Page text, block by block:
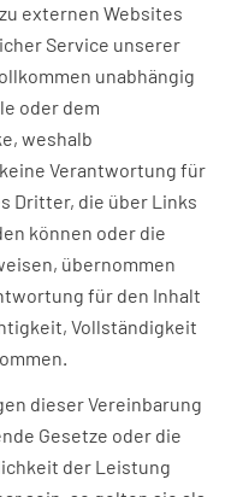
externen Websites
Service unserer
unabhängig
oder dem
weshalb
Verantwortung für
Dritter, die über Links
können oder die
übernommen
für den Inhalt
Vollständigkeit
dieser Vereinbarung
Gesetze oder die
der Leistung